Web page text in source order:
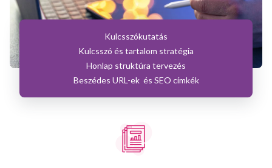
Kulcsszókutatás
Kulcsszó és tartalom stratégia
Honlap struktúra tervezés
Beszédes URL-ek és SEO címkék